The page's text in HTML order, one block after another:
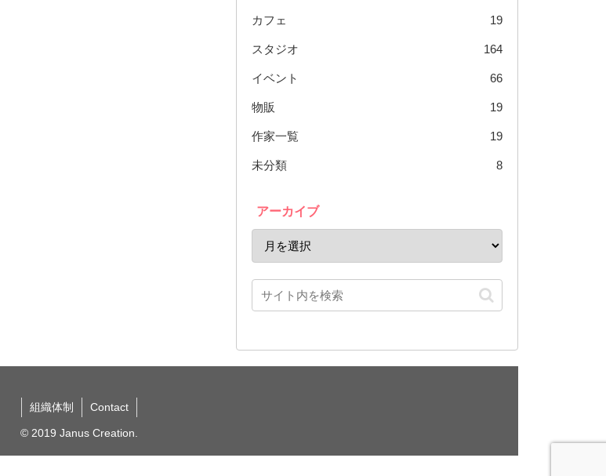
カフェ 19
スタジオ 164
イベント 66
物販 19
作家一覧 19
未分類 8
アーカイブ
組織体制 Contact
© 2019 Janus Creation.